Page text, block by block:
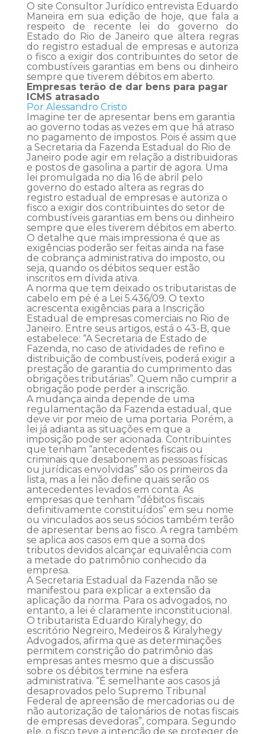
O site Consultor Jurídico entrevista Eduardo
Maneira em sua edição de hoje, que fala a
respeito de recente lei do governo do
Estado do Rio de Janeiro que altera regras
do registro estadual de empresas e autoriza
o fisco a exigir dos contribuintes do setor de
combustíveis garantias em bens ou dinheiro
sempre que tiverem débitos em aberto.
Empresas terão de dar bens para pagar
ICMS atrasado
Por Alessandro Cristo
Imagine ter de apresentar bens em garantia
ao governo todas as vezes em que há atraso
no pagamento de impostos. Pois é assim que
a Secretaria da Fazenda Estadual do Rio de
Janeiro pode agir em relação a distribuidoras
e postos de gasolina a partir de agora. Uma
lei promulgada no dia 16 de abril pelo
governo do estado altera as regras do
registro estadual de empresas e autoriza o
fisco a exigir dos contribuintes do setor de
combustíveis garantias em bens ou dinheiro
sempre que eles tiverem débitos em aberto.
O detalhe que mais impressiona é que as
exigências poderão ser feitas ainda na fase
de cobrança administrativa do imposto, ou
seja, quando os débitos sequer estão
inscritos em dívida ativa.
A norma que tem deixado os tributaristas de
cabelo em pé é a Lei 5.436/09. O texto
acrescenta exigências para a Inscrição
Estadual de empresas comerciais no Rio de
Janeiro. Entre seus artigos, está o 43-B, que
estabelece: “A Secretaria de Estado de
Fazenda, no caso de atividades de refino e
distribuição de combustíveis, poderá exigir a
prestação de garantia do cumprimento das
obrigações tributárias”. Quem não cumprir a
obrigação pode perder a inscrição.
A mudança ainda depende de uma
regulamentação da Fazenda estadual, que
deve vir por meio de uma portaria. Porém, a
lei já adianta as situações em que a
imposição pode ser acionada. Contribuintes
que tenham “antecedentes fiscais ou
criminais que desabonem as pessoas físicas
ou jurídicas envolvidas” são os primeiros da
lista, mas a lei não define quais serão os
antecedentes levados em conta. As
empresas que tenham “débitos fiscais
definitivamente constituídos” em seu nome
ou vinculados aos seus sócios também terão
de apresentar bens ao fisco. A regra também
se aplica aos casos em que a soma dos
tributos devidos alcançar equivalência com
a metade do patrimônio conhecido da
empresa.
A Secretaria Estadual da Fazenda não se
manifestou para explicar a extensão da
aplicação da norma. Para os advogados, no
entanto, a lei é claramente inconstitucional.
O tributarista Eduardo Kiralyhegy, do
escritório Negreiro, Medeiros & Kiralyhegy
Advogados, afirma que as determinações
permitem constrição do patrimônio das
empresas antes mesmo que a discussão
sobre os débitos termine na esfera
administrativa. “É semelhante aos casos já
desaprovados pelo Supremo Tribunal
Federal de apreensão de mercadorias ou de
não autorização de talonários de notas fiscais
de empresas devedoras”, compara. Segundo
ele, o fisco teve a intenção de se proteger de